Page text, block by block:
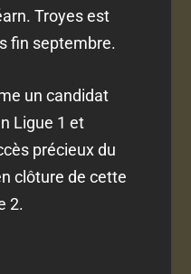
Troyes est
fin septembre.
un candidat
Ligue 1 et
précieux du
clôture de cette
2.